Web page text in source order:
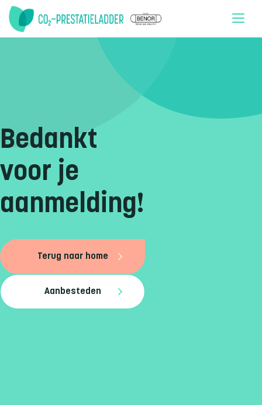
Bedankt
voor je
aanmelding!
Terug naar home
Aanbesteden